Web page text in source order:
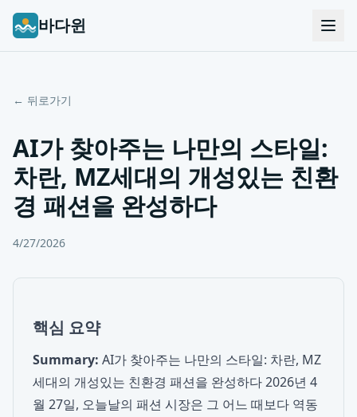
바다윈
← 뒤로가기
AI가 찾아주는 나만의 스타일:
차란, MZ세대의 개성있는 친환
경 패션을 완성하다
4/27/2026
핵심 요약
Summary: AI가 찾아주는 나만의 스타일: 차란, MZ
세대의 개성있는 친환경 패션을 완성하다 2026년 4
월 27일, 오늘날의 패션 시장은 그 어느 때보다 역동